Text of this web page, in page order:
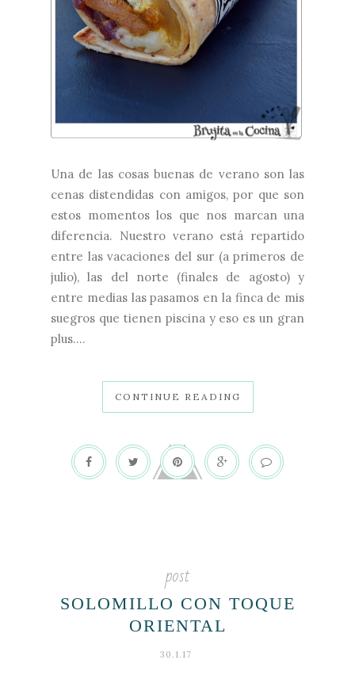
Una de las cosas buenas de verano son las
cenas distendidas con amigos, por que son
estos momentos los que nos marcan una
diferencia. Nuestro verano está repartido
entre las vacaciones del sur (a primeros de
julio), las del norte (finales de agosto) y
entre medias las pasamos en la finca de mis
suegros que tienen piscina y eso es un gran
plus....
CONTINUE READING
post
SOLOMILLO CON TOQUE
ORIENTAL
30.1.17